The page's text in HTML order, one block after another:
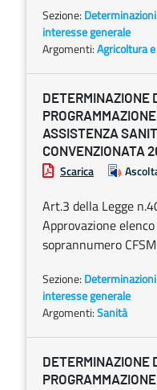
Sezione:
interesse generale
Argomenti:Agricoltura
DETERMINAZIONE
ASSISTENZA
CONVENZIONATA
Scarica
Art.3 della Legge
Approvazione
soprannumero
Sezione:
interesse generale
Argomenti:Sanità
DETERMINAZIONE